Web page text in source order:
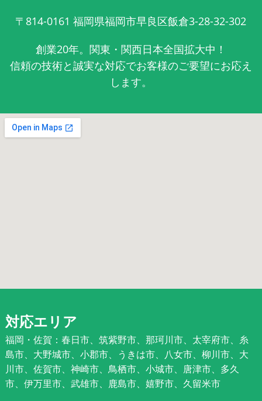
〒814-0161 福岡県福岡市早良区飯倉3-28-32-302
創業20年。関東・関西日本全国拡大中！
信頼の技術と誠実な対応でお客様のご要望にお応え
します。
対応エリア
福岡・佐賀：春日市、筑紫野市、那珂川市、太宰府市、糸
島市、大野城市、小郡市、うきは市、八女市、柳川市、大
川市、佐賀市、神崎市、鳥栖市、小城市、唐津市、多久
市、伊万里市、武雄市、鹿島市、嬉野市、久留米市